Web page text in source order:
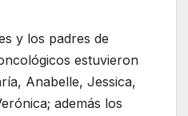
y los padres de
estuvieron
Anabelle, Jessica,
además los